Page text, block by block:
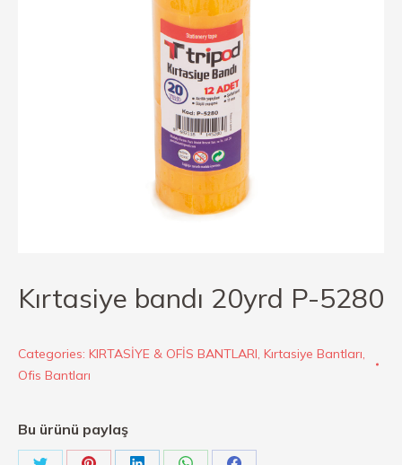
Kırtasiye bandı 20yrd P-5280
Categories: KIRTASİYE & OFİS BANTLARI, Kırtasiye Bantları,
Ofis Bantları
Bu ürünü paylaş